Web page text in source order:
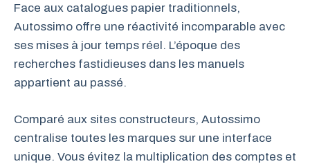
Face aux catalogues papier traditionnels,
Autossimo offre une réactivité incomparable avec
ses mises à jour temps réel. L’époque des
recherches fastidieuses dans les manuels
appartient au passé.
Comparé aux sites constructeurs, Autossimo
centralise toutes les marques sur une interface
unique. Vous évitez la multiplication des comptes et